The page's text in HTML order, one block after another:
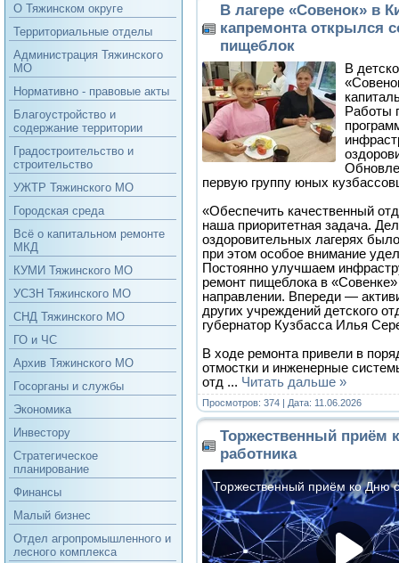
О Тяжинском округе
Территориальные отделы
Администрация Тяжинского
МО
Нормативно - правовые акты
Благоустройство и
содержание территории
Градостроительство и
строительство
УЖТР Тяжинского МО
Городская среда
Всё о капитальном ремонте
МКД
КУМИ Тяжинского МО
УСЗН Тяжинского МО
СНД Тяжинского МО
ГО и ЧС
Архив Тяжинского МО
Госорганы и службы
Экономика
Инвестору
Стратегическое
планирование
Финансы
Малый бизнес
Отдел агропромышленного и
лесного комплекса
В лагере «Совенок» в
капремонта открылся
пищеблок
В
Работы
первую группу юных
«Обеспечить качественный
наша приоритетная задача.
оздоровительных лагерях
при этом особое внимание
Постоянно улучшаем
ремонт пищеблока в
направлении. Впереди —
других учреждений детского
губернатор Кузбасса Илья
В ходе ремонта привели в
отмостки и инженерные
отд ... Читать дальше »
Просмотров: 374 | Дата: 11.06.2026
Торжественный приём
работника